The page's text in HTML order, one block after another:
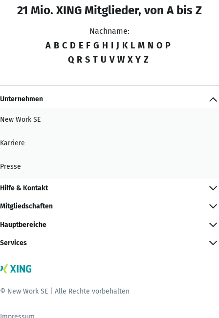
21 Mio. XING Mitglieder, von A bis Z
Nachname:
A B C D E F G H I J K L M N O P
Q R S T U V W X Y Z
Unternehmen
New Work SE
Karriere
Presse
Hilfe & Kontakt
Mitgliedschaften
Hauptbereiche
Services
© New Work SE | Alle Rechte vorbehalten